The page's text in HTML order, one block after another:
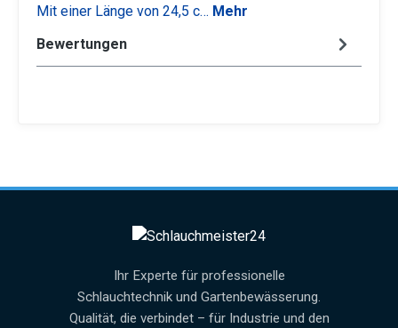
Mit einer Länge von 24,5 c… Mehr
Bewertungen
Ihr Experte für professionelle
Schlauchtechnik und Gartenbewässerung.
Qualität, die verbindet – für Industrie und den